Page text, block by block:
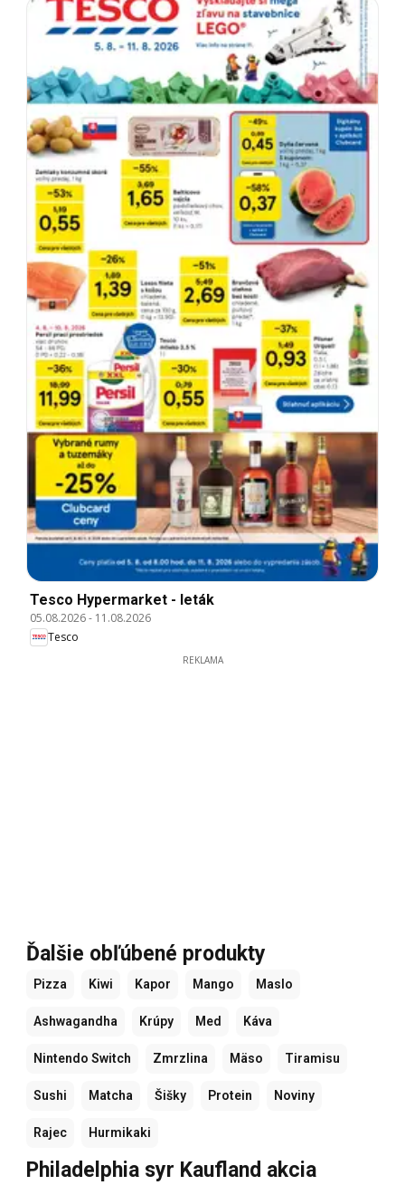
Tesco Hypermarket - leták
05.08.2026- 11.08.2026
Tesco
REKLAMA
Ďalšie obľúbené produkty
Pizza Kiwi Kapor Mango Maslo
Ashwagandha Krúpy Med Káva
Nintendo Switch Zmrzlina Mäso Tiramisu
Sushi Matcha Šišky Protein Noviny
Rajec Hurmikaki
Philadelphia syr Kaufland akcia